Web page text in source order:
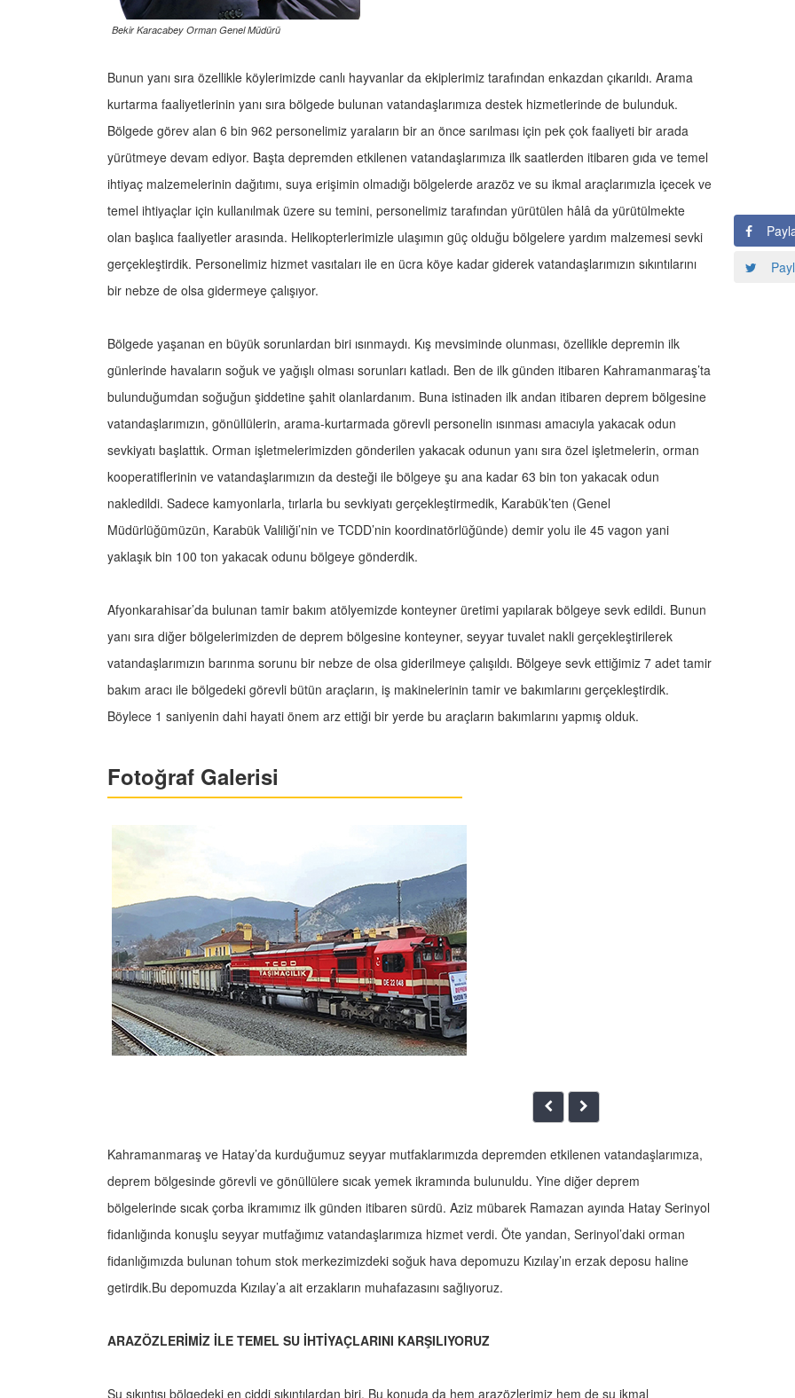
Bekir Karacabey Orman Genel Müdürü
Bunun yanı sıra özellikle köylerimizde canlı hayvanlar da ekiplerimiz tarafından enkazdan çıkarıldı. Arama
kurtarma faaliyetlerinin yanı sıra bölgede bulunan vatandaşlarımıza destek hizmetlerinde de bulunduk.
Bölgede görev alan 6 bin 962 personelimiz yaraların bir an önce sarılması için pek çok faaliyeti bir arada
yürütmeye devam ediyor. Başta depremden etkilenen vatandaşlarımıza ilk saatlerden itibaren gıda ve temel
ihtiyaç malzemelerinin dağıtımı, suya erişimin olmadığı bölgelerde arazöz ve su ikmal araçlarımızla içecek ve
temel ihtiyaçlar için kullanılmak üzere su temini, personelimiz tarafından yürütülen hâlâ da yürütülmekte
olan başlıca faaliyetler arasında. Helikopterlerimizle ulaşımın güç olduğu bölgelere yardım malzemesi sevki
gerçekleştirdik. Personelimiz hizmet vasıtaları ile en ücra köye kadar giderek vatandaşlarımızın sıkıntılarını
bir nebze de olsa gidermeye çalışıyor.
Bölgede yaşanan en büyük sorunlardan biri ısınmaydı. Kış mevsiminde olunması, özellikle depremin ilk
günlerinde havaların soğuk ve yağışlı olması sorunları katladı. Ben de ilk günden itibaren Kahramanmaraş’ta
bulunduğumdan soğuğun şiddetine şahit olanlardanım. Buna istinaden ilk andan itibaren deprem bölgesine
vatandaşlarımızın, gönüllülerin, arama-kurtarmada görevli personelin ısınması amacıyla yakacak odun
sevkiyatı başlattık. Orman işletmelerimizden gönderilen yakacak odunun yanı sıra özel işletmelerin, orman
kooperatiflerinin ve vatandaşlarımızın da desteği ile bölgeye şu ana kadar 63 bin ton yakacak odun
nakledildi. Sadece kamyonlarla, tırlarla bu sevkiyatı gerçekleştirmedik, Karabük’ten (Genel
Müdürlüğümüzün, Karabük Valiliği’nin ve TCDD’nin koordinatörlüğünde) demir yolu ile 45 vagon yani
yaklaşık bin 100 ton yakacak odunu bölgeye gönderdik.
Afyonkarahisar’da bulunan tamir bakım atölyemizde konteyner üretimi yapılarak bölgeye sevk edildi. Bunun
yanı sıra diğer bölgelerimizden de deprem bölgesine konteyner, seyyar tuvalet nakli gerçekleştirilerek
vatandaşlarımızın barınma sorunu bir nebze de olsa giderilmeye çalışıldı. Bölgeye sevk ettiğimiz 7 adet tamir
bakım aracı ile bölgedeki görevli bütün araçların, iş makinelerinin tamir ve bakımlarını gerçekleştirdik.
Böylece 1 saniyenin dahi hayati önem arz ettiği bir yerde bu araçların bakımlarını yapmış olduk.
Fotoğraf Galerisi
Kahramanmaraş ve Hatay’da kurduğumuz seyyar mutfaklarımızda depremden etkilenen vatandaşlarımıza,
deprem bölgesinde görevli ve gönüllülere sıcak yemek ikramında bulunuldu. Yine diğer deprem
bölgelerinde sıcak çorba ikramımız ilk günden itibaren sürdü. Aziz mübarek Ramazan ayında Hatay Serinyol
fidanlığında konuşlu seyyar mutfağımız vatandaşlarımıza hizmet verdi. Öte yandan, Serinyol’daki orman
fidanlığımızda bulunan tohum stok merkezimizdeki soğuk hava depomuzu Kızılay’ın erzak deposu haline
getirdik.Bu depomuzda Kızılay’a ait erzakların muhafazasını sağlıyoruz.
ARAZÖZLERİMİZ İLE TEMEL SU İHTİYAÇLARINI KARŞILIYORUZ
Su sıkıntısı bölgedeki en ciddi sıkıntılardan biri. Bu konuda da hem arazözlerimiz hem de su ikmal